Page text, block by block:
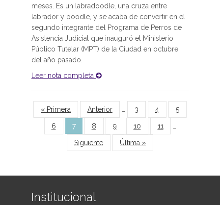
meses. Es un labradoodle, una cruza entre
labrador y poodle, y se acaba de convertir en el
segundo integrante del Programa de Perros de
Asistencia Judicial que inauguró el Ministerio
Público Tutelar (MPT) de la Ciudad en octubre
del año pasado.
Leer nota completa
Páginas
« Primera Anterior … 3 4 5
6 7 8 9 10 11 …
Siguiente Última »
Institucional